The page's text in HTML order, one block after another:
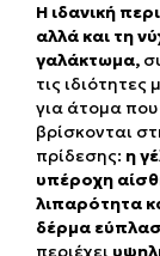
Η ιδανική
αλλά και τη
γαλάκτωμα,
τις ιδιότητες
για άτομα
βρίσκονται
πρίδεσης: η
υπέροχη
λιπαρότητα
δέρμα
περιέχει